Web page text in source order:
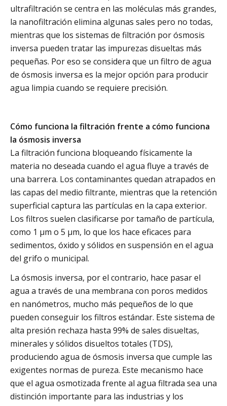
ultrafiltración se centra en las moléculas más grandes,
la nanofiltración elimina algunas sales pero no todas,
mientras que los sistemas de filtración por ósmosis
inversa pueden tratar las impurezas disueltas más
pequeñas. Por eso se considera que un filtro de agua
de ósmosis inversa es la mejor opción para producir
agua limpia cuando se requiere precisión.
Cómo funciona la filtración frente a cómo funciona
la ósmosis inversa
La filtración funciona bloqueando físicamente la
materia no deseada cuando el agua fluye a través de
una barrera. Los contaminantes quedan atrapados en
las capas del medio filtrante, mientras que la retención
superficial captura las partículas en la capa exterior.
Los filtros suelen clasificarse por tamaño de partícula,
como 1 µm o 5 µm, lo que los hace eficaces para
sedimentos, óxido y sólidos en suspensión en el agua
del grifo o municipal.
La ósmosis inversa, por el contrario, hace pasar el
agua a través de una membrana con poros medidos
en nanómetros, mucho más pequeños de lo que
pueden conseguir los filtros estándar. Este sistema de
alta presión rechaza hasta 99% de sales disueltas,
minerales y sólidos disueltos totales (TDS),
produciendo agua de ósmosis inversa que cumple las
exigentes normas de pureza. Este mecanismo hace
que el agua osmotizada frente al agua filtrada sea una
distinción importante para las industrias y los